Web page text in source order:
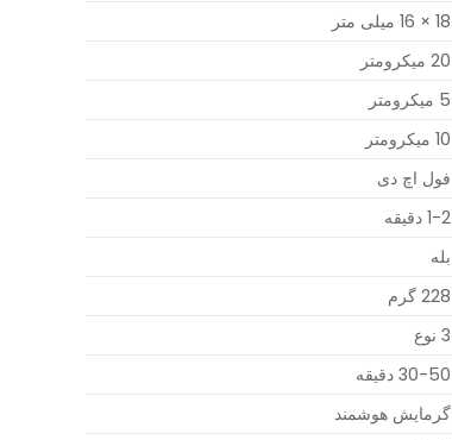
18 × 16 میلی متر
20 میکرومتر
5 میکرومتر
10 میکرومتر
فول اچ دی
1-2 دقیقه
بله
228 گرم
3 نوع
30-50 دقیقه
گرمایش هوشمند